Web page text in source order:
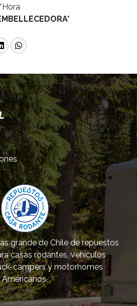
grande de Chile de repuestos
casas rodantes, vehículos
campers y motorhomes
Americanos.